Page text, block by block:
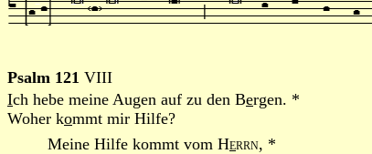
Psalm 121 VIII
Ich hebe meine Augen auf zu den Bergen. *
Woher kommt mir Hilfe?
Meine Hilfe kommt vom Herrn, *